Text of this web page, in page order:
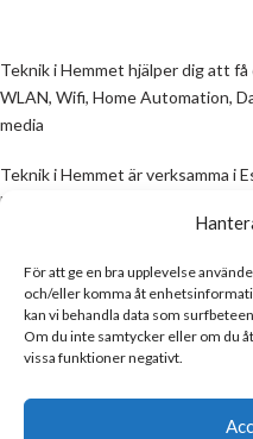
För att ge en bra upplevelse
och/eller komma åt
kan vi behandla data som
Om du inte samtycker eller om du
vissa funktioner negativt.
Teknik i Hemmet hjälper dig att
WLAN, Wifi, Home Automation,
media
Teknik i Hemmet är verksamma i
Email:
All information på denna sida
information på sidan inte
mail